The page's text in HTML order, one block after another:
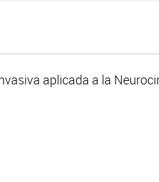
aplicada a la